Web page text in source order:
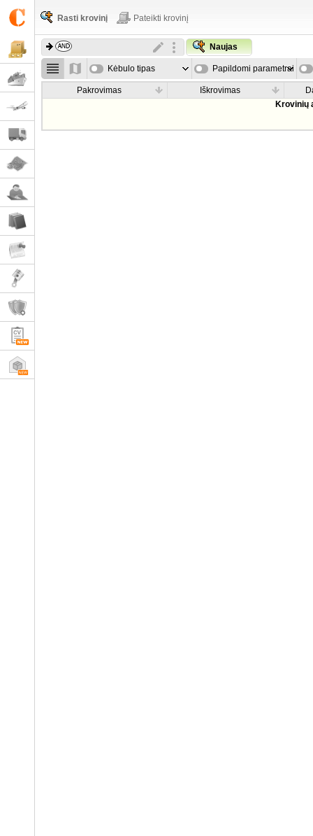
Rasti krovinį Pateikti krovinį
Naujas
Kėbulo tipas Papildomi parametrai
Pakrovimas Iškrovimas
Krovinių